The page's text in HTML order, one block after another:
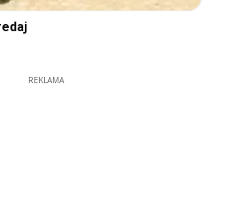
REKLAMA